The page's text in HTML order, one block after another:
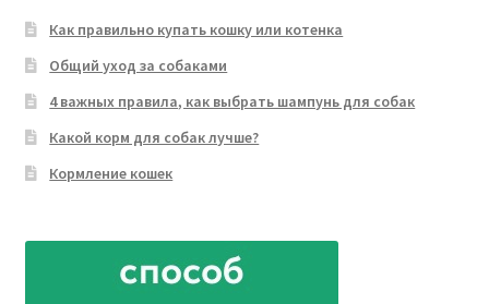
Как правильно купать кошку или котенка
Общий уход за собаками
4 важных правила, как выбрать шампунь для собак
Какой корм для собак лучше?
Кормление кошек